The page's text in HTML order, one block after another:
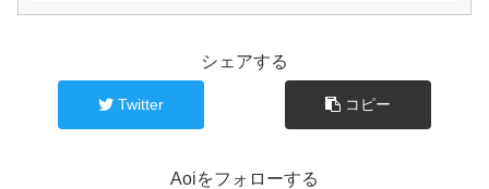
シェアする
Twitter コピー
Aoiをフォローする